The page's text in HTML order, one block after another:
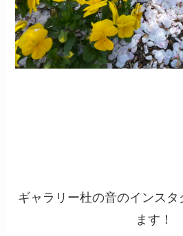
ギャラリー杜の音のインスタ
ます！